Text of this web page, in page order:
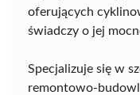
oferujących
świadczy o jej
Specjalizuje się w
remontowo-